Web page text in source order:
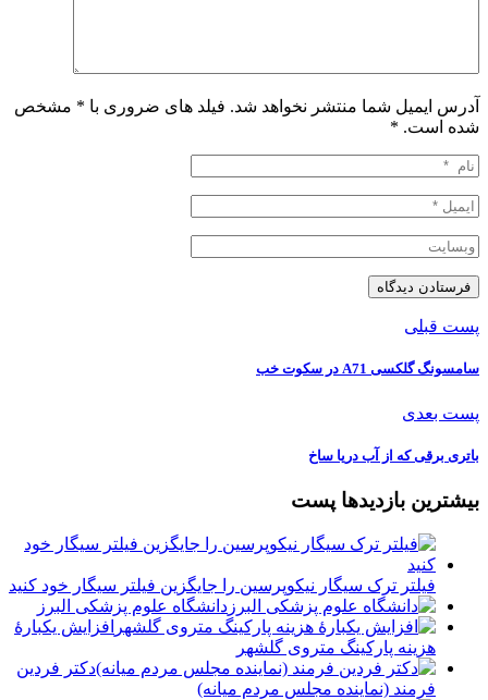
آدرس ایمیل شما منتشر نخواهد شد. فیلد های ضروری با * مشخص
شده است. *
پست قبلی
️سامسونگ گلکسی A71 در سکوت خب
پست بعدی
️باتری برقی که از آب دریا ساخ
بیشترین بازدیدها پست
فیلتر ترک سیگار نیکوپرسین را جایگزین فیلتر سیگار خود کنید
دانشگاه علوم پزشکی البرز
افزایش یکبارۀ
هزینه پارکینگ متروی گلشهر
دكتر فردين
فرمند (نماينده مجلس مردم میانه)